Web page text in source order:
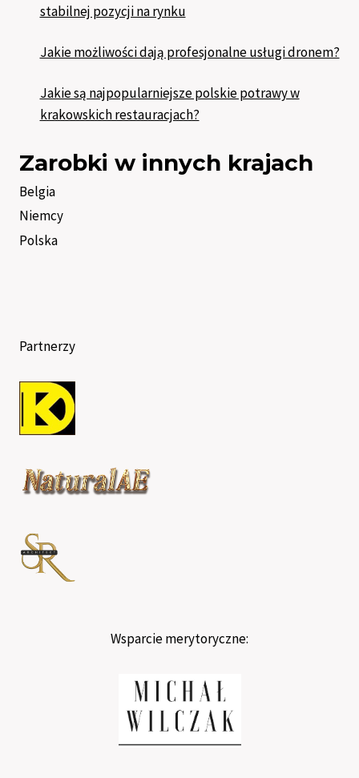
stabilnej pozycji na rynku
Jakie możliwości dają profesjonalne usługi dronem?
Jakie są najpopularniejsze polskie potrawy w
krakowskich restauracjach?
Zarobki w innych krajach
Belgia
Niemcy
Polska
Partnerzy
Wsparcie merytoryczne: